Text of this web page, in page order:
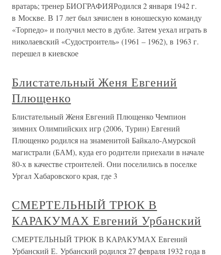
вратарь; тренер БИОГРАФИЯРодился 2 января 1942 г.
в Москве. В 17 лет был зачислен в юношескую команду
«Торпедо» и получил место в дубле. Затем уехал играть в
николаевский «Судостроитель» (1961 – 1962), в 1963 г.
перешел в киевское
Блистательный Женя Евгений
Плющенко
Блистательный Женя Евгений Плющенко Чемпион
зимних Олимпийских игр (2006, Турин) Евгений
Плющенко родился на знаменитой Байкало-Амурской
магистрали (БАМ), куда его родители приехали в начале
80-х в качестве строителей. Они поселились в поселке
Ургал Хабаровского края, где 3
СМЕРТЕЛЬНЫЙ ТРЮК В
КАРАКУМАХ Евгений Урбанский
СМЕРТЕЛЬНЫЙ ТРЮК В КАРАКУМАХ Евгений
Урбанский Е. Урбанский родился 27 февраля 1932 года в